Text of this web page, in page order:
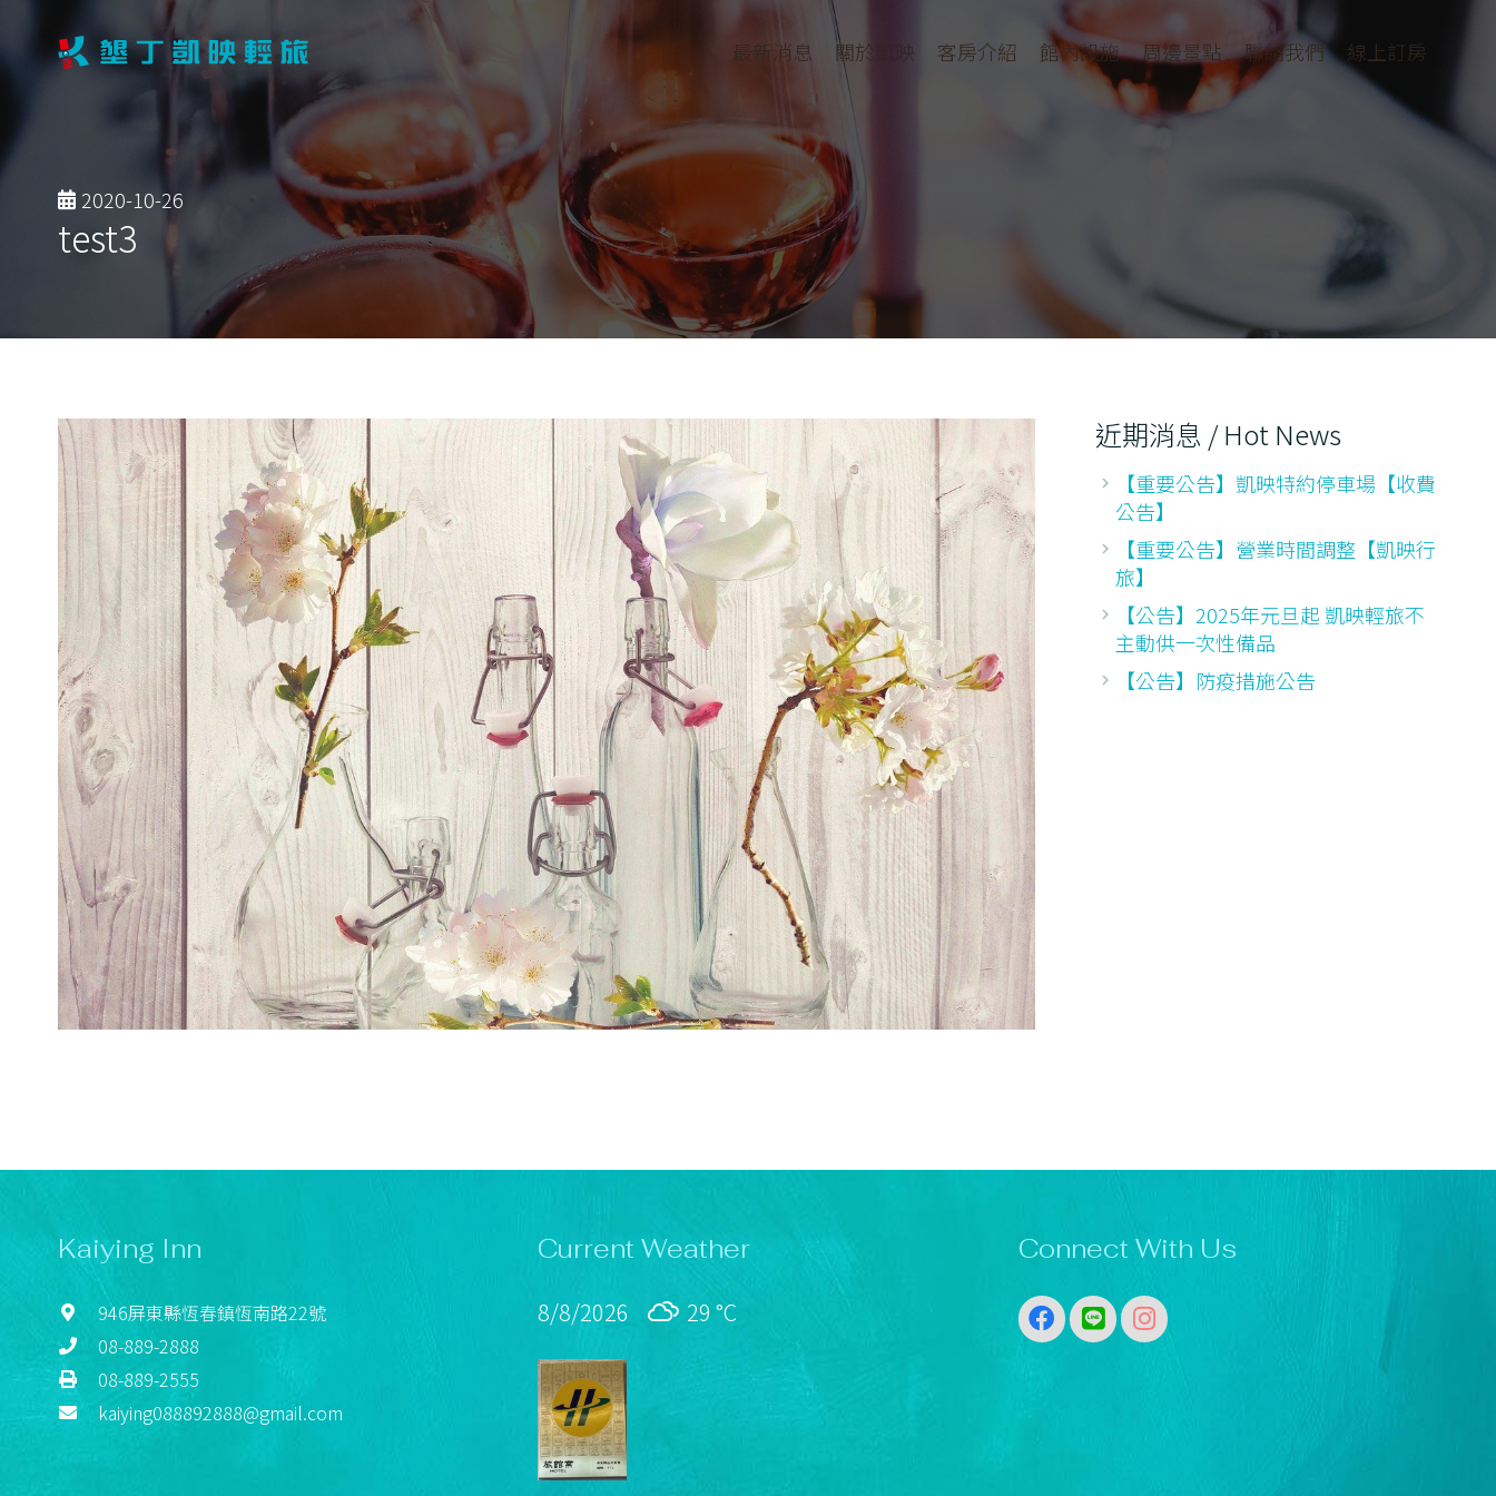
最新消息 關於凱映 客房介紹 館內設施 周邊景點 聯絡我們 線上訂房
2020-10-26
test3
近期消息 / Hot News
【重要公告】凱映特約停車場【收費
公告】
【重要公告】營業時間調整【凱映行
旅】
【公告】2025年元旦起 凱映輕旅不
主動供一次性備品
【公告】防疫措施公告
Kaiying Inn
946屏東縣恆春鎮恆南路22號
08-889-2888
08-889-2555
kaiying088892888@gmail.com
Current Weather
8/8/2026 29 °C
Connect With Us